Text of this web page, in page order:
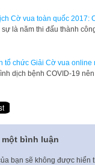
Cờ vua toàn quốc 2017:
là năm thi đấu thành
tổ chức Giải Cờ vua online
dịch bệnh COVID-19
bình luận
bạn sẽ không được hiển